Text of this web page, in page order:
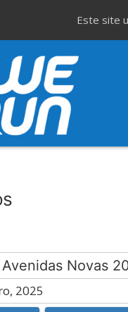
Novas
2025
Este site